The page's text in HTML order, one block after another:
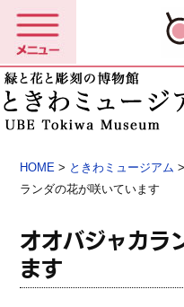
HOME > ときわミュージアム >
ランダの花が咲いています
オオバジャカラ
ます